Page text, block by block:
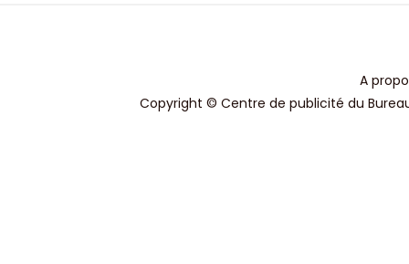
A
Copyright © Centre de publicité du